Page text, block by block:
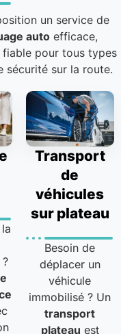
un service de
auto efficace,
pour tous types
sécurité sur la route.
Transport
de
véhicules
sur plateau
Besoin de
déplacer un
véhicule
immobilisé ? Un
transport
plateau est